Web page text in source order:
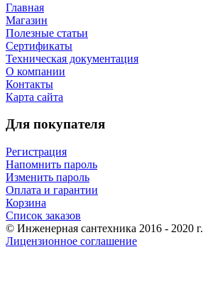
Главная
Магазин
Полезные статьи
Сертификаты
Техническая документация
О компании
Контакты
Карта сайта
Для покупателя
Регистрация
Напомнить пароль
Изменить пароль
Оплата и гарантии
Корзина
Список заказов
© Инженерная сантехника 2016 - 2020 г.
Лицензионное соглашение